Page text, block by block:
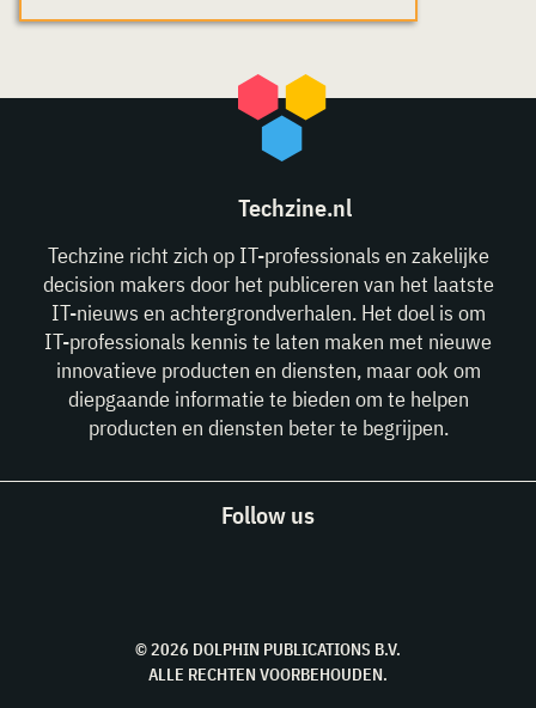
Techzine.nl
Techzine richt zich op IT-professionals en zakelijke
decision makers door het publiceren van het laatste
IT-nieuws en achtergrondverhalen. Het doel is om
IT-professionals kennis te laten maken met nieuwe
innovatieve producten en diensten, maar ook om
diepgaande informatie te bieden om te helpen
producten en diensten beter te begrijpen.
Follow us
© 2026 DOLPHIN PUBLICATIONS B.V.
ALLE RECHTEN VOORBEHOUDEN.